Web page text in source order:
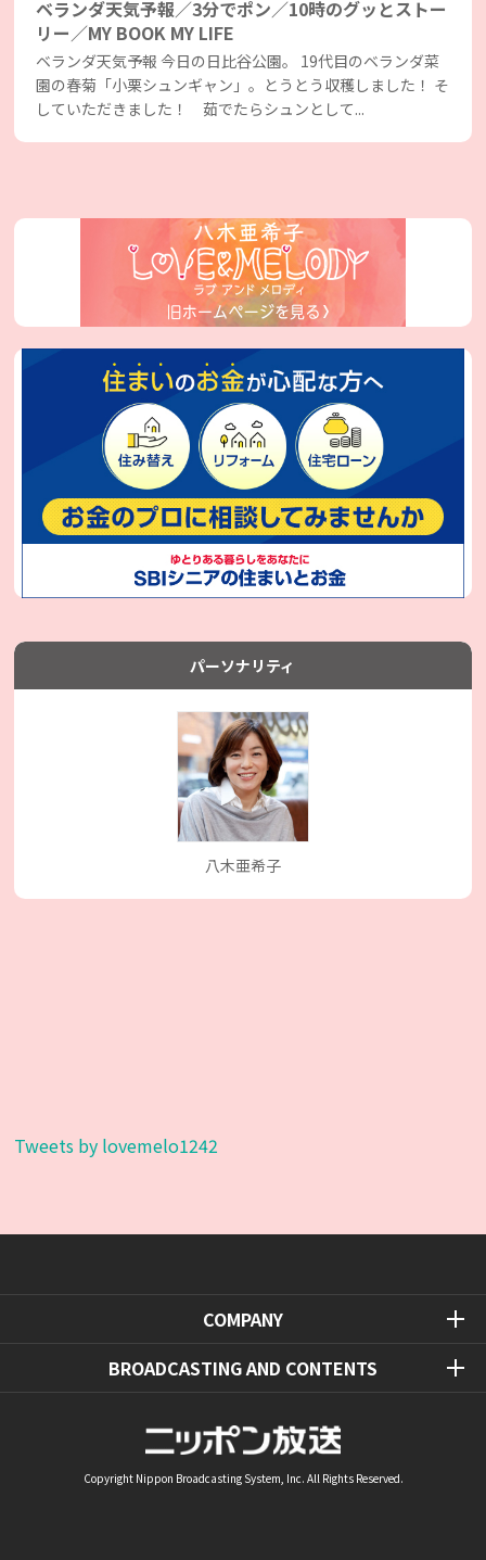
ベランダ天気予報／3分でポン／10時のグッとストー
リー／MY BOOK MY LIFE
ベランダ天気予報 今日の日比谷公園。 19代目のベランダ菜
園の春菊「小栗シュンギャン」。とうとう収穫しました！ そ
していただきました！ 茹でたらシュンとして...
パーソナリティ
八木亜希子
Tweets by lovemelo1242
COMPANY
BROADCASTING AND CONTENTS
Copyright Nippon Broadcasting System, Inc. All Rights Reserved.